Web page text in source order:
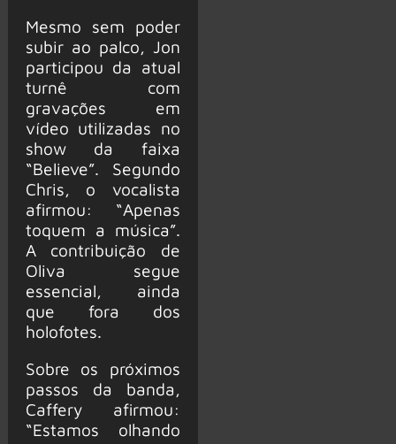
Mesmo sem poder
subir ao palco, Jon
participou da atual
turnê com
gravações em
vídeo utilizadas no
show da faixa
“Believe”. Segundo
Chris, o vocalista
afirmou: “Apenas
toquem a música”.
A contribuição de
Oliva segue
essencial, ainda
que fora dos
holofotes.
Sobre os próximos
passos da banda,
Caffery afirmou:
“Estamos olhando